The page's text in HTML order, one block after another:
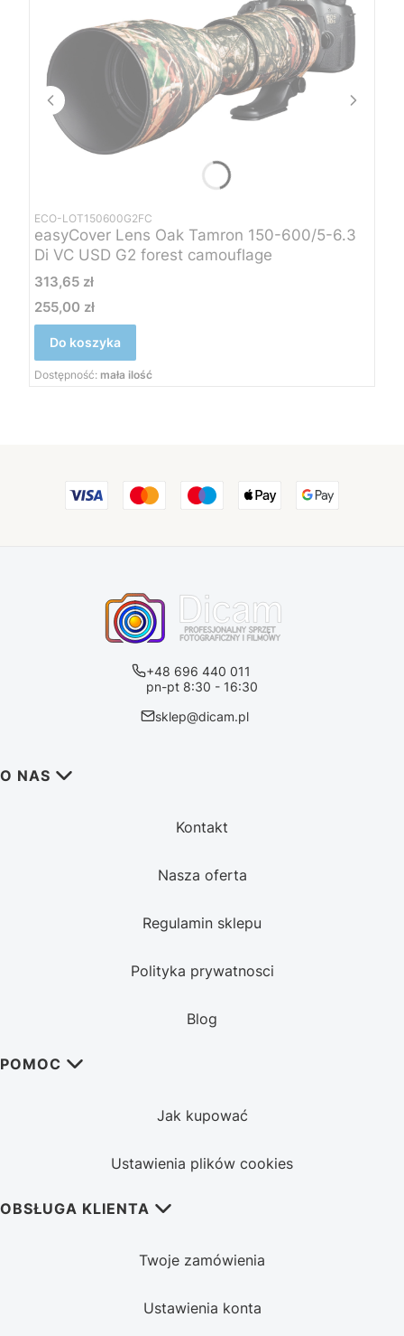
ECO-LOT150600G2FC
easyCover Lens Oak Tamron 150-600/5-6.3
Di VC USD G2 forest camouflage
Cena
313,65 zł
Cena
255,00 zł
Do koszyka
Dostępność: mała ilość
+48 696 440 011
pn-pt 8:30 - 16:30
sklep@dicam.pl
Linki w stopce
O NAS
Kontakt
Nasza oferta
Regulamin sklepu
Polityka prywatnosci
Blog
POMOC
Jak kupować
Ustawienia plików cookies
OBSŁUGA KLIENTA
Twoje zamówienia
Ustawienia konta